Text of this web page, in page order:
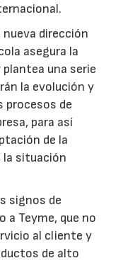
dirección
asegura la
una serie
la evolución y
procesos de
para así
de la
la situación
signos de
a Teyme, que no
al cliente y
de alto